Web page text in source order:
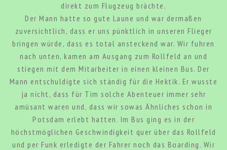
direkt zum Flugzeug brächte.
Der Mann hatte so gute Laune und war dermaßen
zuversichtlich, dass er uns pünktlich in unseren Flieger
bringen würde, dass es total ansteckend war. Wir fuhren
nach unten, kamen am Ausgang zum Rollfeld an und
stiegen mit dem Mitarbeiter in einen kleinen Bus. Der
Mann entschuldigte sich ständig für die Hektik. Er wusste
ja nicht, dass für Tim solche Abenteuer immer sehr
amüsant waren und, dass wir sowas Ähnliches schon in
Potsdam erlebt hatten. Im Bus ging es in der
höchstmöglichen Geschwindigkeit quer über das Rollfeld
und per Funk erledigte der Fahrer noch das Boarding. Wir